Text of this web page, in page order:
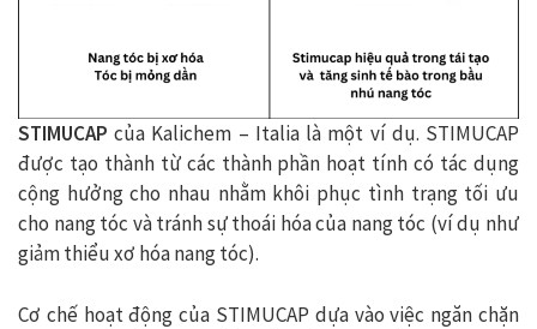
STIMUCAP của Kalichem – Italia là một ví dụ. STIMUCAP
được tạo thành từ các thành phần hoạt tính có tác dụng
cộng hưởng cho nhau nhằm khôi phục tình trạng tối ưu
cho nang tóc và tránh sự thoái hóa của nang tóc (ví dụ như
giảm thiểu xơ hóa nang tóc).
Cơ chế hoạt động của STIMUCAP dựa vào việc ngăn chặn